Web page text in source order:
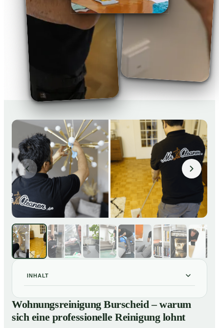
INHALT
01 Wohnungsreinigung Burscheid – warum sich eine
professionelle Reinigung lohnt
Unsere Leistungen im Überblick
Wohnungsreinigung Burscheid – warum
sich eine professionelle Reinigung lohnt